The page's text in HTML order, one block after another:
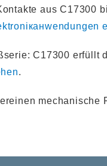
aus
C17300 erfüllt
.
mechanische